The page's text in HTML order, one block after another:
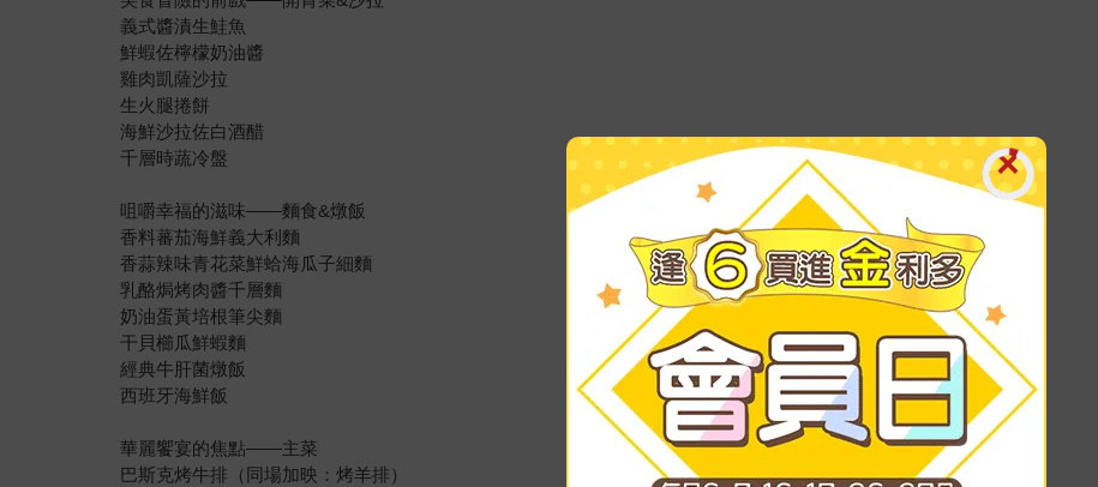
義式醬漬生鮭魚
鮮蝦佐檸檬奶油醬
雞肉凱薩沙拉
生火腿捲餅
海鮮沙拉佐白酒醋
千層時蔬冷盤
咀嚼幸福的滋味——麵食&燉飯
香料蕃茄海鮮義大利麵
香蒜辣味青花菜鮮蛤海瓜子細麵
乳酪焗烤肉醬千層麵
奶油蛋黃培根筆尖麵
干貝櫛瓜鮮蝦麵
經典牛肝菌燉飯
西班牙海鮮飯
華麗饗宴的焦點——主菜
巴斯克烤牛排（同場加映：烤羊排）